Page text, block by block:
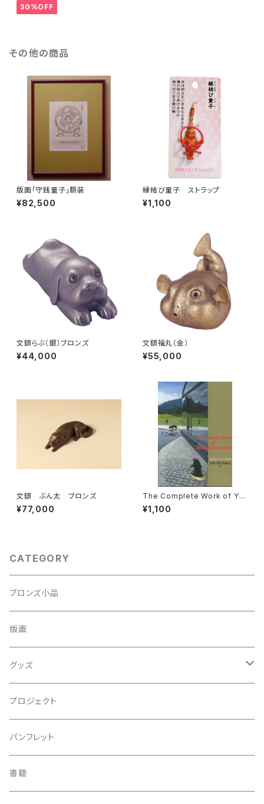
30%OFF
その他の商品
版画「守銭童子」額装
¥82,500
縁結び童子 ストラップ
¥1,100
文鎮らぶ（銀）ブロンズ
¥44,000
文鎮福丸（金）
¥55,000
文鎮 ぶん太 ブロンズ
¥77,000
The Complete Work of YA
BUUCHI Satoshi vol.2
¥1,100
CATEGORY
ブロンズ小品
版画
グッズ
ストラップ
その他
プロジェクト
パンフレット
書籍